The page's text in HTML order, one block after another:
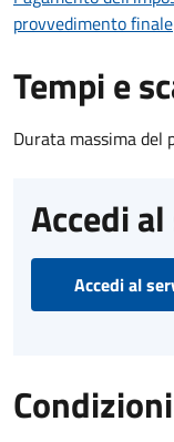
provvedimento finale
Tempi e
Durata massima
Accedi
Accedi al